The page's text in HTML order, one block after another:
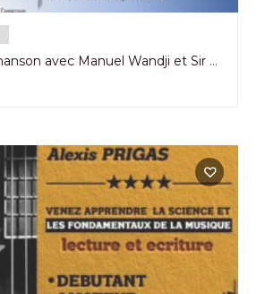
Atelier de la Chanson avec Manuel Wandji et Sir Nostra à Douala le 27 Mars 2021